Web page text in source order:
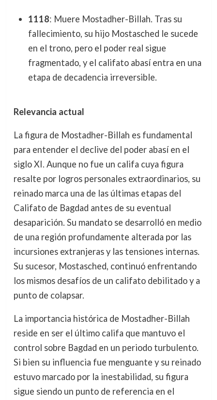
1118: Muere Mostadher-Billah. Tras su
fallecimiento, su hijo Mostasched le sucede
en el trono, pero el poder real sigue
fragmentado, y el califato abasí entra en una
etapa de decadencia irreversible.
Relevancia actual
La figura de Mostadher-Billah es fundamental
para entender el declive del poder abasí en el
siglo XI. Aunque no fue un califa cuya figura
resalte por logros personales extraordinarios, su
reinado marca una de las últimas etapas del
Califato de Bagdad antes de su eventual
desaparición. Su mandato se desarrolló en medio
de una región profundamente alterada por las
incursiones extranjeras y las tensiones internas.
Su sucesor, Mostasched, continuó enfrentando
los mismos desafíos de un califato debilitado y a
punto de colapsar.
La importancia histórica de Mostadher-Billah
reside en ser el último califa que mantuvo el
control sobre Bagdad en un periodo turbulento.
Si bien su influencia fue menguante y su reinado
estuvo marcado por la inestabilidad, su figura
sigue siendo un punto de referencia en el